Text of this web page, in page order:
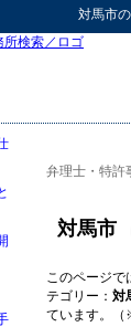
対馬市の
弁理士・特許
対馬市
このページで
テゴリー： 対
ています。（